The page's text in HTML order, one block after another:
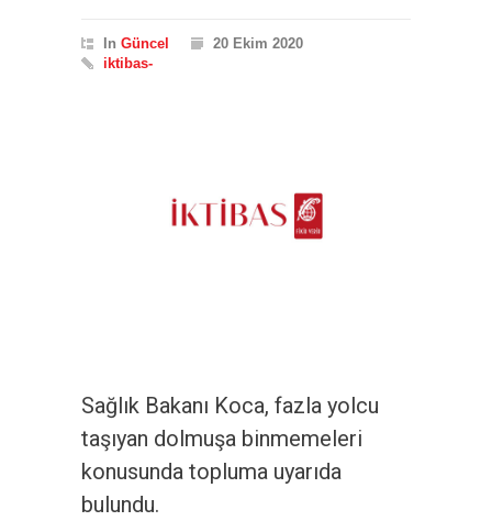
In Güncel
20 Ekim 2020
iktibas-
Sağlık Bakanı Koca, fazla yolcu
taşıyan dolmuşa binmemeleri
konusunda topluma uyarıda
bulundu.